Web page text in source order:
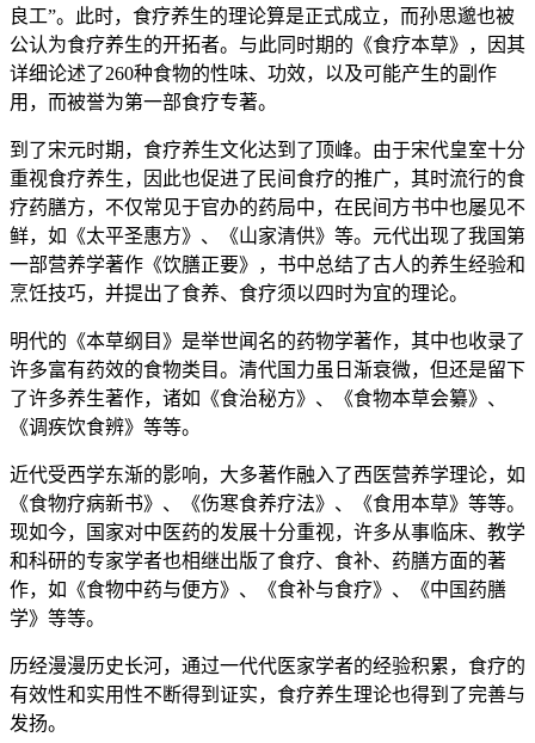
良工”。此时，食疗养生的理论算是正式成立，而孙思邈也被
公认为食疗养生的开拓者。与此同时期的《食疗本草》，因其
详细论述了260种食物的性味、功效，以及可能产生的副作
用，而被誉为第一部食疗专著。
到了宋元时期，食疗养生文化达到了顶峰。由于宋代皇室十分
重视食疗养生，因此也促进了民间食疗的推广，其时流行的食
疗药膳方，不仅常见于官办的药局中，在民间方书中也屡见不
鲜，如《太平圣惠方》、《山家清供》等。元代出现了我国第
一部营养学著作《饮膳正要》，书中总结了古人的养生经验和
烹饪技巧，并提出了食养、食疗须以四时为宜的理论。
明代的《本草纲目》是举世闻名的药物学著作，其中也收录了
许多富有药效的食物类目。清代国力虽日渐衰微，但还是留下
了许多养生著作，诸如《食治秘方》、《食物本草会纂》、
《调疾饮食辨》等等。
近代受西学东渐的影响，大多著作融入了西医营养学理论，如
《食物疗病新书》、《伤寒食养疗法》、《食用本草》等等。
现如今，国家对中医药的发展十分重视，许多从事临床、教学
和科研的专家学者也相继出版了食疗、食补、药膳方面的著
作，如《食物中药与便方》、《食补与食疗》、《中国药膳
学》等等。
历经漫漫历史长河，通过一代代医家学者的经验积累，食疗的
有效性和实用性不断得到证实，食疗养生理论也得到了完善与
发扬。